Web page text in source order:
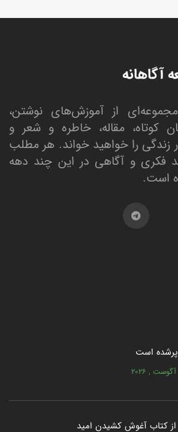
آگاهانه
از آموزش‌های نوشتن،
کوتاه، مقاله، خاطره و شعر و
زندگی را خواهید خواند. هر مطلب
فکری و آگاهی در این چند دهه
است.
است
کتاب آغوش کشیدن امید